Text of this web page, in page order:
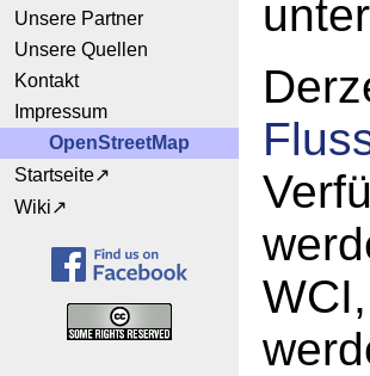
Unsere Partner
Unsere Quellen
Kontakt
Impressum
OpenStreetMap
Startseite
Wiki